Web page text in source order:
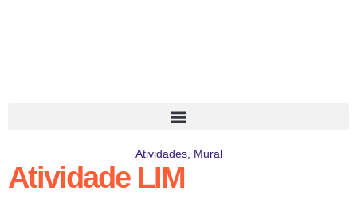
Atividades, Mural
Atividade LIM